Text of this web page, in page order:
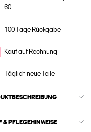
60
100 Tage Rückgabe
Kauf auf Rechnung
Täglich neue Teile
& PFLEGEHINWEISE